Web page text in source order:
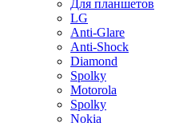
Для планшетов
LG
Anti-Glare
Anti-Shock
Diamond
Spolky
Motorola
Spolky
Nokia